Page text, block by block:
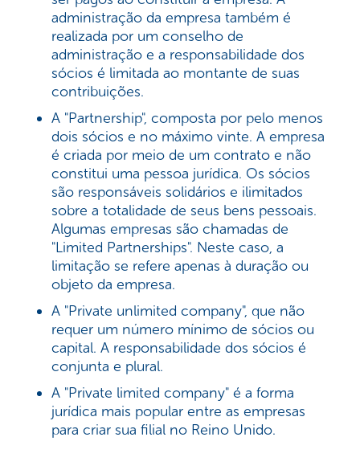
administração da empresa também é
realizada por um conselho de
administração e a responsabilidade dos
sócios é limitada ao montante de suas
contribuições.
A "Partnership", composta por pelo menos
dois sócios e no máximo vinte. A empresa
é criada por meio de um contrato e não
constitui uma pessoa jurídica. Os sócios
são responsáveis solidários e ilimitados
sobre a totalidade de seus bens pessoais.
Algumas empresas são chamadas de
"Limited Partnerships". Neste caso, a
limitação se refere apenas à duração ou
objeto da empresa.
A "Private unlimited company", que não
requer um número mínimo de sócios ou
capital. A responsabilidade dos sócios é
conjunta e plural.
A "Private limited company" é a forma
jurídica mais popular entre as empresas
para criar sua filial no Reino Unido.